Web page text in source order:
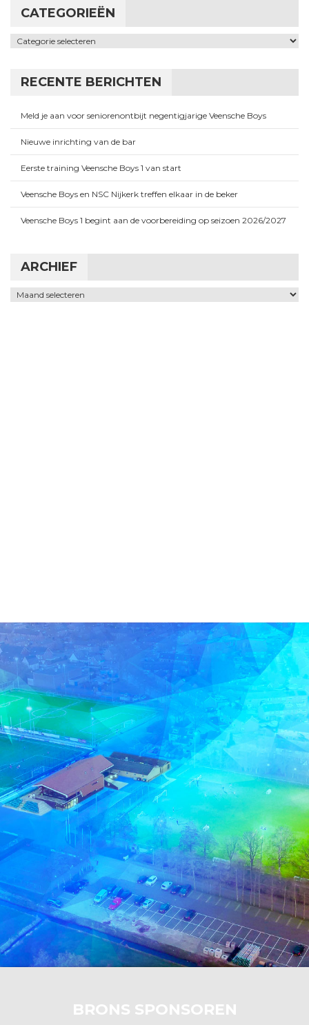
CATEGORIEËN
Categorieën
RECENTE BERICHTEN
Meld je aan voor seniorenontbijt negentigjarige Veensche Boys
Nieuwe inrichting van de bar
Eerste training Veensche Boys 1 van start
Veensche Boys en NSC Nijkerk treffen elkaar in de beker
Veensche Boys 1 begint aan de voorbereiding op seizoen 2026/2027
ARCHIEF
Archief
BRONS SPONSOREN